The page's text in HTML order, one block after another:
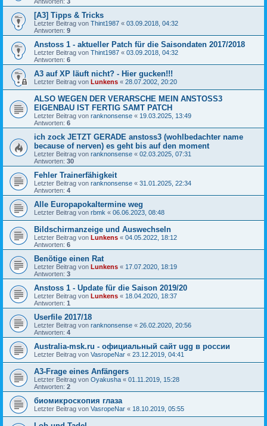
[A3] Tipps & Tricks
Letzter Beitrag von Thint1987 « 03.09.2018, 04:32
Antworten: 9
Anstoss 1 - aktueller Patch für die Saisondaten 2017/2018
Letzter Beitrag von Thint1987 « 03.09.2018, 04:32
Antworten: 6
A3 auf XP läuft nicht? - Hier gucken!!!
Letzter Beitrag von Lunkens « 28.07.2002, 20:20
ALSO WEGEN DER VERARSCHE MEIN ANSTOSS3
EIGENBAU IST FERTIG SAMT PATCH
Letzter Beitrag von ranknonsense « 19.03.2025, 13:49
Antworten: 6
ich zock JETZT GERADE anstoss3 (wohlbedachter name
because of nerven) es geht bis auf den moment
Letzter Beitrag von ranknonsense « 02.03.2025, 07:31
Antworten: 30
Fehler Trainerfähigkeit
Letzter Beitrag von ranknonsense « 31.01.2025, 22:34
Antworten: 4
Alle Europapokaltermine weg
Letzter Beitrag von rbmk « 06.06.2023, 08:48
Bildschirmanzeige und Auswechseln
Letzter Beitrag von Lunkens « 04.05.2022, 18:12
Antworten: 6
Benötige einen Rat
Letzter Beitrag von Lunkens « 17.07.2020, 18:19
Antworten: 3
Anstoss 1 - Update für die Saison 2019/20
Letzter Beitrag von Lunkens « 18.04.2020, 18:37
Antworten: 1
Userfile 2017/18
Letzter Beitrag von ranknonsense « 26.02.2020, 20:56
Antworten: 4
Australia-msk.ru - официальный сайт ugg в россии
Letzter Beitrag von VasropeNar « 23.12.2019, 04:41
A3-Frage eines Anfängers
Letzter Beitrag von Oyakusha « 01.11.2019, 15:28
Antworten: 2
биомикроскопия глаза
Letzter Beitrag von VasropeNar « 18.10.2019, 05:55